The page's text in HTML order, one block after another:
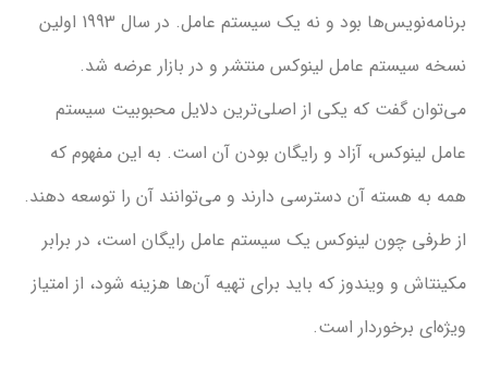
برنامه‌نویس‌ها بود و نه یک سیستم عامل. در سال 1993 اولین
عامل لینوکس منتشر و در بازار عرضه شد.
گفت که یکی از اصلی‌ترین دلایل محبوبیت سیستم
آزاد و رایگان بودن آن است. به این مفهوم که
آن دسترسی دارند و می‌توانند آن را توسعه دهند.
چون لینوکس یک سیستم عامل رایگان است، در برابر
و ویندوز که باید برای تهیه آن‌ها هزینه شود، از امتیاز
است.